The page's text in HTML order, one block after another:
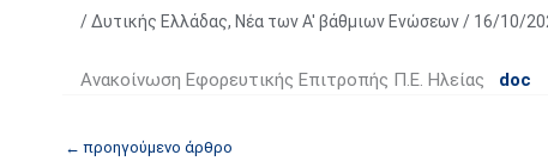
/Δυτικής Ελλάδας, Νέα των Α' βάθμιων Ενώσεων/ 16/10/
Ανακοίνωση Εφορευτικής Επιτροπής Π.Ε. Ηλείας doc
← προηγούμενο άρθρο